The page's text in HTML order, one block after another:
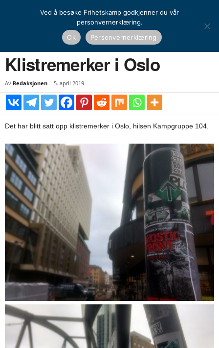
Klistremerker i Oslo
Klistremerker i Oslo
Av Redaksjonen - 5. april 2019
Det har blitt satt opp klistremerker i Oslo, hilsen Kampgruppe 104.
Ved å besøke Frihetskamp godkjenner du vår
personvernerklæring.
Ok
Personvernerklæring